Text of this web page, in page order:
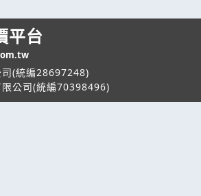
平台
(統編28697248)
公司(統編70398496)